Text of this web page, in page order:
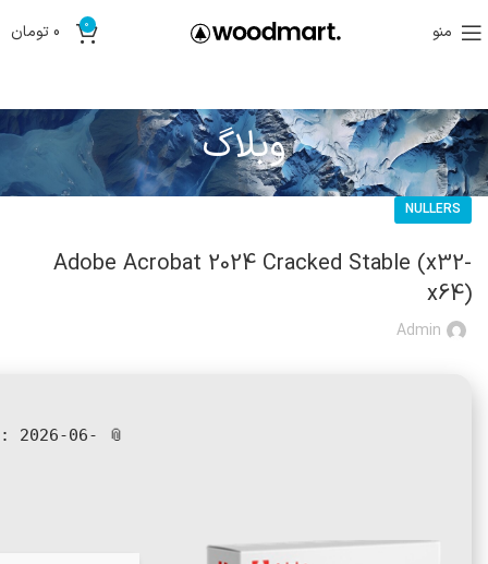
منو 0
0تومان
وبلاگ
NULLERS
Adobe Acrobat 2024 Cracked Stable (x32-
x64)
Admin
📎 HASH: 206455ba5ea4b903d01e363f493abe37 |
2026-06-